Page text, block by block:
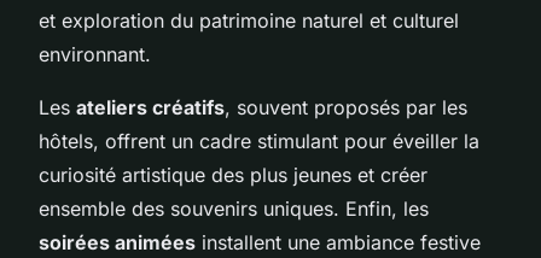
et exploration du patrimoine naturel et culturel
environnant.
Les ateliers créatifs, souvent proposés par les
hôtels, offrent un cadre stimulant pour éveiller la
curiosité artistique des plus jeunes et créer
ensemble des souvenirs uniques. Enfin, les
soirées animées installent une ambiance festive